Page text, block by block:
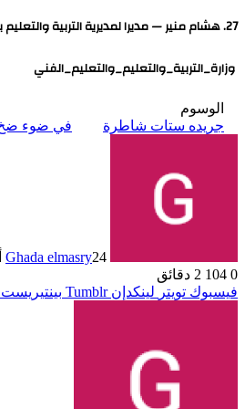
27. هشام منير — مديرا لمديرية التربية والتعليم بمحافظة البحر الأحمر
وزارة_التربية_والتعليم_والتعليم_الفني
الوسوم
جريده ستات شاطرة
في ضوء ضخ
Ghada elmasry24 أكتوبر، 2024
0
2 دقائق
فيسبوك تويتر لينكدإن بينتيريست